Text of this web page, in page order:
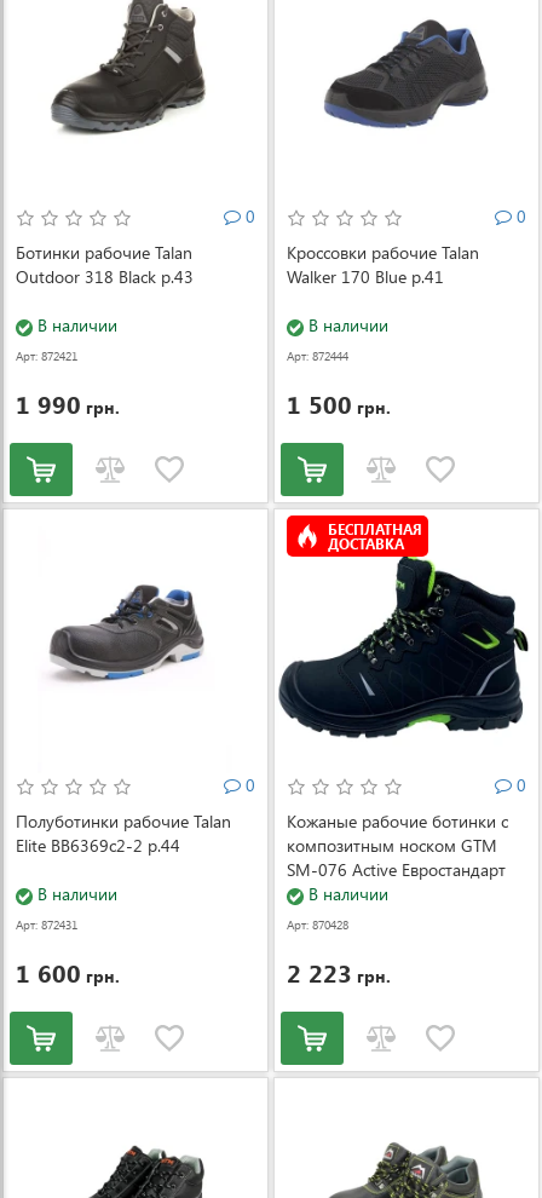
0
Ботинки рабочие Talan
Outdoor 318 Black р.43
В наличии
Арт: 872421
1 990 грн.
0
Кроссовки рабочие Talan
Walker 170 Blue р.41
В наличии
Арт: 872444
1 500 грн.
0
Полуботинки рабочие Talan
Elite BB6369c2-2 р.44
В наличии
Арт: 872431
1 600 грн.
БЕСПЛАТНАЯ
ДОСТАВКА
0
Кожаные рабочие ботинки с
композитным носком GTM
SM-076 Active Евростандарт
р.41В наличии
Арт: 870428
2 223 грн.